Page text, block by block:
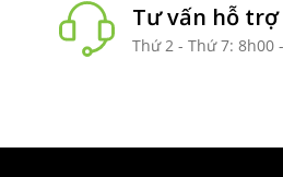
Tư vấn hỗ trợ
Thứ 2 - Thứ 7: 8h00